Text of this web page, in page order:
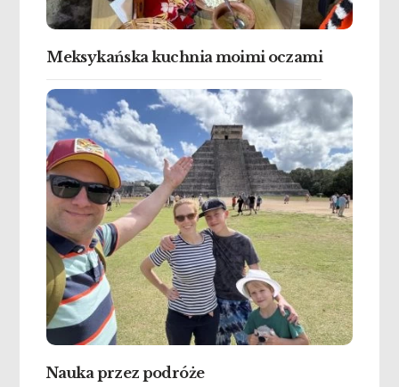
Meksykańska kuchnia moimi oczami
Nauka przez podróże